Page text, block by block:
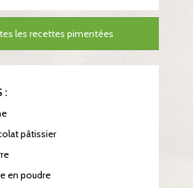
les recettes pimentées
:
pâtissier
en poudre